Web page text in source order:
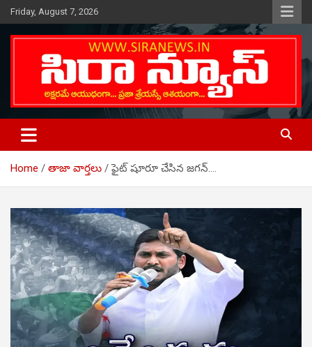
Skip
to
content
Friday, August 7, 2026
SIRA NEWS
Telugu Online News Daily
Home తాజా వార్తలు ఫైట్ షూరూ చేసిన జగన్….